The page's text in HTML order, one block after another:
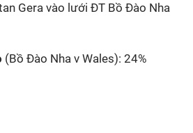
Gera vào lưới ĐT Bồ Đào Nha
(Bồ Đào Nha v Wales): 24%